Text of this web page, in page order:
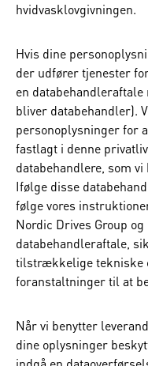
hvidvasklovgivningen.
Hvis dine
der udfører tjenester
en
bliver databehandler).
personoplysninger for
fastlagt i denne
databehandlere, som
Ifølge disse
følge vores
Nordic Drives Group
databehandleraftale,
tilstrækkelige tekniske
foranstaltninger til at
Når vi benytter
dine oplysninger